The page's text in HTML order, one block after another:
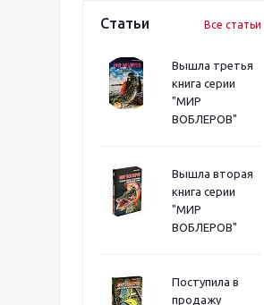
Статьи Все статьи
Вышла третья
книга серии
"МИР
ВОБЛЕРОВ"
Вышла вторая
книга серии
"МИР
ВОБЛЕРОВ"
Поступила в
продажу